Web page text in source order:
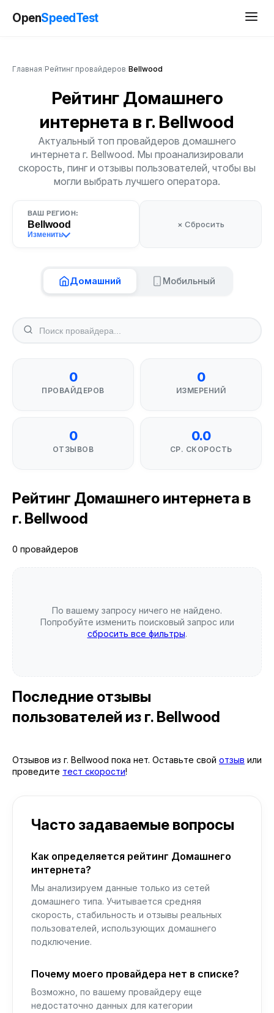
OpenSpeedTest
Главная Рейтинг провайдеров Bellwood
Рейтинг Домашнего
интернета в г. Bellwood
Актуальный топ провайдеров домашнего
интернета г. Bellwood. Мы проанализировали
скорость, пинг и отзывы пользователей, чтобы вы
могли выбрать лучшего оператора.
ВАШ РЕГИОН:
Bellwood
Изменить
× Сбросить
Домашний Мобильный
0
ПРОВАЙДЕРОВ
0
ИЗМЕРЕНИЙ
0
ОТЗЫВОВ
0.0
СР. СКОРОСТЬ
Рейтинг Домашнего интернета в
г. Bellwood
0 провайдеров
По вашему запросу ничего не найдено.
Попробуйте изменить поисковый запрос или
сбросить все фильтры.
Последние отзывы
пользователей из г. Bellwood
Отзывов из г. Bellwood пока нет. Оставьте свой отзыв или
проведите тест скорости!
Часто задаваемые вопросы
Как определяется рейтинг Домашнего
интернета?
Мы анализируем данные только из сетей
домашнего типа. Учитывается средняя
скорость, стабильность и отзывы реальных
пользователей, использующих домашнего
подключение.
Почему моего провайдера нет в списке?
Возможно, по вашему провайдеру еще
недостаточно данных для категории